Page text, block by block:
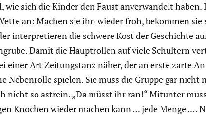
wie sich die Kinder den Faust anver­wan­delt
an: Machen sie ihn wieder froh, bekommen
inter­pre­tieren die schwere Kost der Geschichte
Damit die Haupt­rollen auf viele Schultern
einer Art Zeitungs­tanz näher, der an erste zarte
Neben­rolle spielen. Sie muss die Gruppe gar
nicht so astrein. „Da müsst ihr ran!“ Mitunter
Knochen wieder machen kann … jede Menge